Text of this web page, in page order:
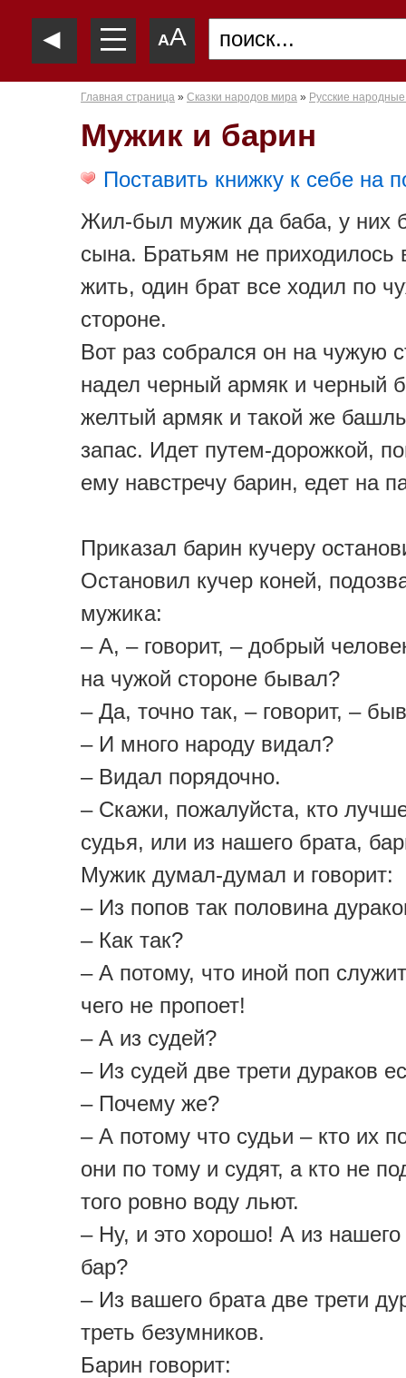
◄ —
—
— AA
Главная страница » Сказки народов мира » Русские народные
Мужик и барин
Поставить книжку к себе на
Жил-был мужик да баба, у них
сына. Братьям не приходилось
жить, один брат все ходил по
стороне.
Вот раз собрался он на чужую
надел черный армяк и черный
желтый армяк и такой же
запас. Идет путем-дорожкой,
ему навстречу барин, едет на
Приказал барин кучеру
Остановил кучер коней,
мужика:
– А, – говорит, – добрый
на чужой стороне бывал?
– Да, точно так, – говорит, –
– И много народу видал?
– Видал порядочно.
– Скажи, пожалуйста, кто
судья, или из нашего брата,
Мужик думал-думал и говорит:
– Из попов так половина
– Как так?
– А потому, что иной поп
чего не пропоет!
– А из судей?
– Из судей две трети дураков
– Почему же?
– А потому что судьи – кто их
они по тому и судят, а кто не
того ровно воду льют.
– Ну, и это хорошо! А из нашего
бар?
– Из вашего брата две трети
треть безумников.
Барин говорит: